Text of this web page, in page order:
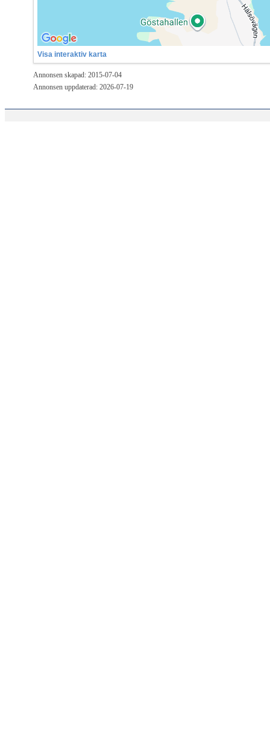
Visa interaktiv karta
Annonsen skapad: 2015-07-04
Annonsen uppdaterad: 2026-07-19